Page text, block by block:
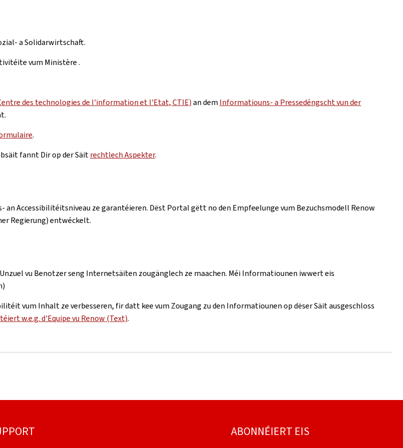
a Solidarwirtschaft.
vum Ministère .
des technologies de l'information et l'Etat, CTIE)an dem Informatiouns- a Pressedéngscht vun der
.
fannt Dir op der Säitrechtlech Aspekter.
Accessibilitéitsniveau ze garantéieren. Dëst Portal gëtt no den Empfeelunge vum Bezuchsmodell Renow
Regierung) entwéckelt.
vu Benotzer seng Internetsäiten zougänglech ze maachen. Méi Informatiounen iwwert eis
vum Inhalt ze verbesseren, fir datt kee vum Zougang zu den Informatiounen op dëser Säit ausgeschloss
w.e.g. d'Equipe vu Renow (Text).
ABONNÉIERT EIS